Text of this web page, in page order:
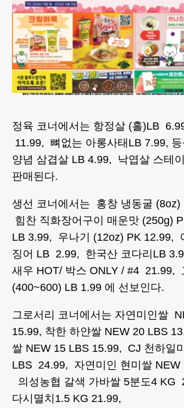
정육 코너에서는 항정살 (홀)LB
11.99, 뼈없는 아롱사태LB 7.99,
양념 삼겹살 LB 4.99, 낙엽살 스테
판매된다.
생선 코너에서는 홍창 냉동굴 (8oz)
힘찬 직화장어구이 매운맛 (250g)
LB 3.99, 우나기 (12oz) PK 12.99,
징어 LB 2.99, 한국산 코다리LB
새우 HOT/ 박스 ONLY / #4 21.99,
(400~600) LB 1.99 에 선보인다.
그로서리 코너에서는 자연미인쌀
15.99, 착한 하얀쌀 NEW 20 LBS
쌀 NEW 15 LBS 15.99, CJ 천하일
LBS 24.99, 자연미인 현미쌀
의성농협 갈색 가바쌀 5분도4 KG
다시멸치1.5 KG 21.99,